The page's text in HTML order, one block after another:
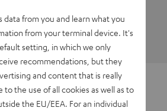
from you and learn what you
from your terminal device. It's
setting, in which we only
recommendations, but they
and content that is really
to the use of all cookies as well as to
the EU/EEA. For an individual